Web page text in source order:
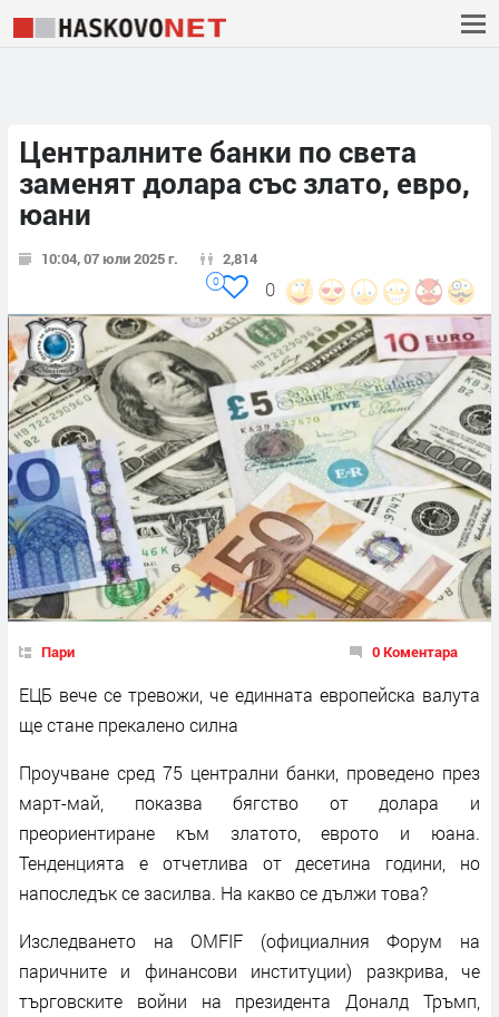
Централните банки по света
заменят долара със злато, евро,
юани
10:04, 07 юли 2025 г. 2,814
0
0
Пари 0 Коментара
ЕЦБ вече се тревожи, че единната европейска валута
ще стане прекалено силна
Проучване сред 75 централни банки, проведено през
март-май, показва бягство от долара и
преориентиране към златото, еврото и юана.
Тенденцията е отчетлива от десетина години, но
напоследък се засилва. На какво се дължи това?
Изследването на OMFIF (официалния Форум на
паричните и финансови институции) разкрива, че
търговските войни на президента Доналд Тръмп,